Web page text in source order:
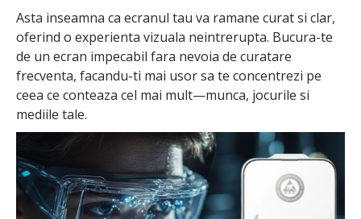
Asta inseamna ca ecranul tau va ramane curat si clar,
oferind o experienta vizuala neintrerupta. Bucura-te
de un ecran impecabil fara nevoia de curatare
frecventa, facandu-ti mai usor sa te concentrezi pe
ceea ce conteaza cel mai mult—munca, jocurile si
mediile tale.